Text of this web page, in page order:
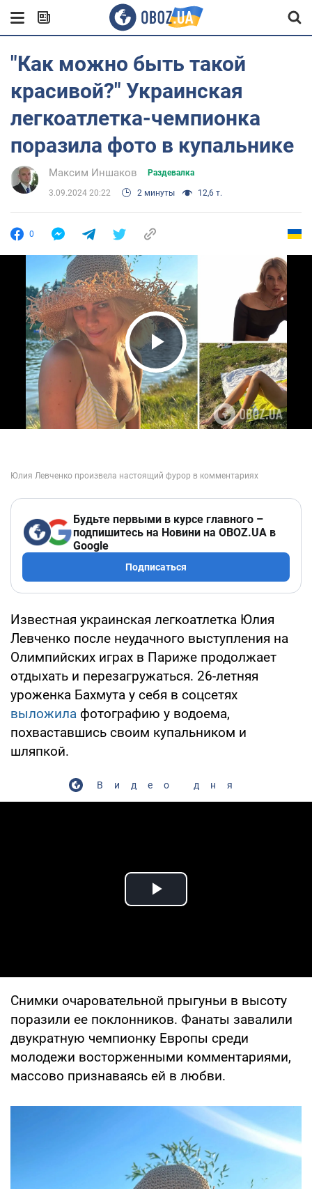
"Как можно быть такой
красивой?" Украинская
легкоатлетка-чемпионка
поразила фото в купальнике
Максим Иншаков Раздевалка
3.09.2024 20:22 2 минуты 12,6 т.
0
Play Video
Будьте первыми в курсе главного –
подпишитесь на Новини на OBOZ.UA в
Google
Подписаться
Известная украинская легкоатлетка Юлия
Левченко после неудачного выступления на
Олимпийских играх в Париже продолжает
отдыхать и перезагружаться. 26-летняя
уроженка Бахмута у себя в соцсетях
выложила фотографию у водоема,
похваставшись своим купальником и
шляпкой.
Видео дня
Play Video
Снимки очаровательной прыгуньи в высоту
поразили ее поклонников. Фанаты завалили
двукратную чемпионку Европы среди
молодежи восторженными комментариями,
массово признаваясь ей в любви.